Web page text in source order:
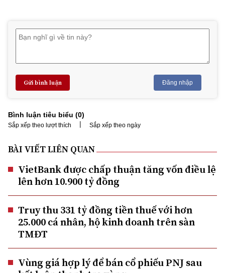
Gửi bình luận Đăng nhập
Bình luận tiêu biểu (0)
Sắp xếp theo lượt thích | Sắp xếp theo ngày
BÀI VIẾT LIÊN QUAN
VietBank được chấp thuận tăng vốn điều lệ
lên hơn 10.900 tỷ đồng
Truy thu 331 tỷ đồng tiền thuế với hơn
25.000 cá nhân, hộ kinh doanh trên sàn
TMĐT
Vùng giá hợp lý để bán cổ phiếu PNJ sau